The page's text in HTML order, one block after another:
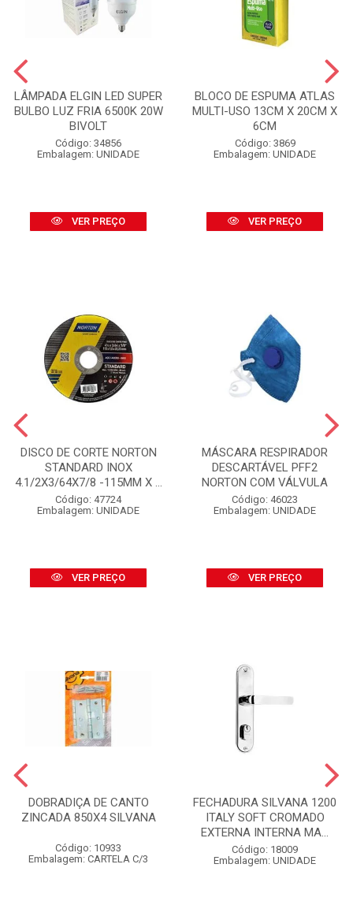
LÂMPADA ELGIN LED SUPER
BULBO LUZ FRIA 6500K 20W
BIVOLT
Código: 34856
Embalagem: UNIDADE
VER PREÇO
BLOCO DE ESPUMA ATLAS
MULTI-USO 13CM X 20CM X
6CM
Código: 3869
Embalagem: UNIDADE
VER PREÇO
DISCO DE CORTE NORTON
STANDARD INOX
4.1/2X3/64X7/8 -115MM X ...
Código: 47724
Embalagem: UNIDADE
VER PREÇO
MÁSCARA RESPIRADOR
DESCARTÁVEL PFF2
NORTON COM VÁLVULA
Código: 46023
Embalagem: UNIDADE
VER PREÇO
DOBRADIÇA DE CANTO
ZINCADA 850X4 SILVANA
Código: 10933
Embalagem: CARTELA C/3
FECHADURA SILVANA 1200
ITALY SOFT CROMADO
EXTERNA INTERNA MA...
Código: 18009
Embalagem: UNIDADE